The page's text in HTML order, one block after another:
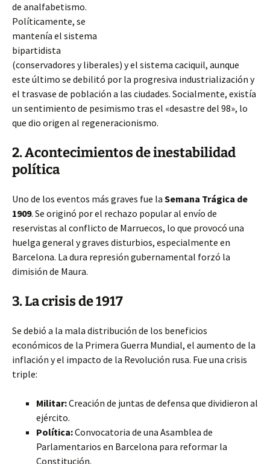
de analfabetismo.
Políticamente, se
mantenía el sistema
bipartidista
(conservadores y liberales) y el sistema caciquil, aunque
este último se debilitó por la progresiva industrialización y
el trasvase de población a las ciudades. Socialmente, existía
un sentimiento de pesimismo tras el «desastre del 98», lo
que dio origen al regeneracionismo.
2. Acontecimientos de inestabilidad
política
Uno de los eventos más graves fue la Semana Trágica de
1909. Se originó por el rechazo popular al envío de
reservistas al conflicto de Marruecos, lo que provocó una
huelga general y graves disturbios, especialmente en
Barcelona. La dura represión gubernamental forzó la
dimisión de Maura.
3. La crisis de 1917
Se debió a la mala distribución de los beneficios
económicos de la Primera Guerra Mundial, el aumento de la
inflación y el impacto de la Revolución rusa. Fue una crisis
triple:
Militar:Creación de juntas de defensa que dividieron al
ejército.
Política:Convocatoria de una Asamblea de
Parlamentarios en Barcelona para reformar la
Constitución.